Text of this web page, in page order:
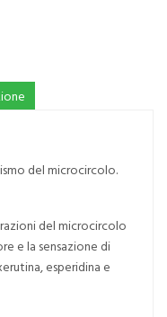
del microcircolo.
del microcircolo
e la sensazione di
esperidina e